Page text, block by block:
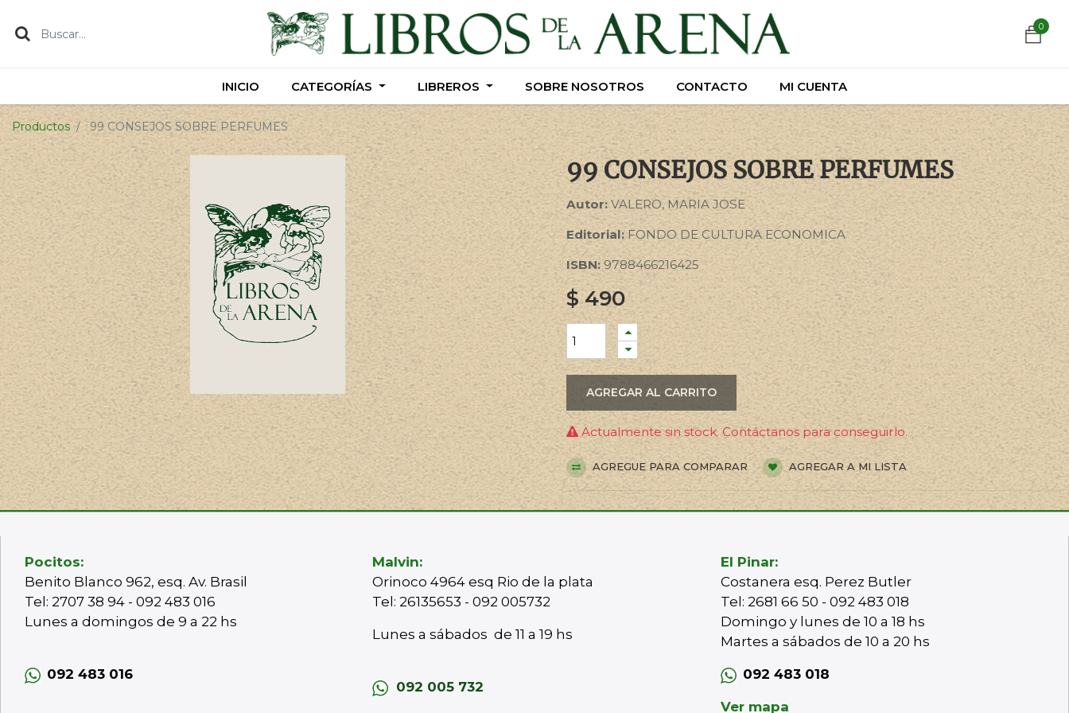
0
INICIO CATEGORÍAS LIBREROS SOBRE NOSOTROS CONTACTO MI CUENTA
0
INICIO CATEGORÍAS LIBREROS SOBRE NOSOTROS CONTACTO MI CUENTA
Productos 99 CONSEJOS SOBRE PERFUMES
99 CONSEJOS SOBRE PERFUMES
Autor: VALERO, MARIA JOSE
Editorial:FONDO DE CULTURA ECONOMICA
ISBN: 9788466216425
$490
AGREGAR AL CARRITO
Actualmente sin stock. Contáctanos para conseguirlo.
AGREGUE PARA COMPARAR AGREGAR A MI LISTA
Pocitos:
Benito Blanco 962, esq. Av. Brasil
Tel: 2707 38 94 - 092 483 016
Lunes a domingos de 9 a 22 hs
092 483 016
Malvin:
Orinoco 4964 esq Rio de la plata
Tel: 26135653 - 092 005732
Lunes a sábados de 11 a 19 hs
092 005 732
El Pinar:
Costanera esq. Perez Butler
Tel: 2681 66 50 - 092 483 018
Domingo y lunes de 10 a 18 hs
Martes a sábados de 10 a 20 hs
092 483 018
Ver mapa
https://wa.link/csnxsu